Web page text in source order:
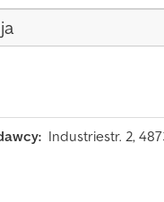
Industriestr. 2,